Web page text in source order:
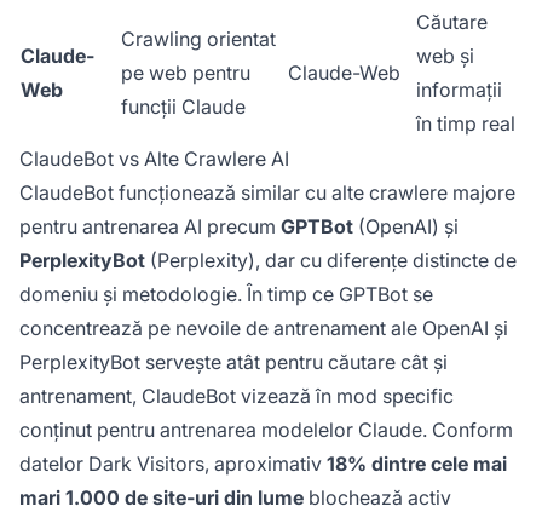
Claude-
Web
Crawling orientat
pe web pentru
funcții Claude
Claude-Web
Căutare
web și
informații
în timp real
ClaudeBot vs Alte Crawlere AI
ClaudeBot funcționează similar cu alte crawlere majore
pentru antrenarea AI precum GPTBot (OpenAI) și
PerplexityBot (Perplexity), dar cu diferențe distincte de
domeniu și metodologie. În timp ce GPTBot se
concentrează pe nevoile de antrenament ale OpenAI și
PerplexityBot servește atât pentru căutare cât și
antrenament, ClaudeBot vizează în mod specific
conținut pentru antrenarea modelelor Claude. Conform
datelor Dark Visitors, aproximativ 18% dintre cele mai
mari 1.000 de site-uri din lume blochează activ